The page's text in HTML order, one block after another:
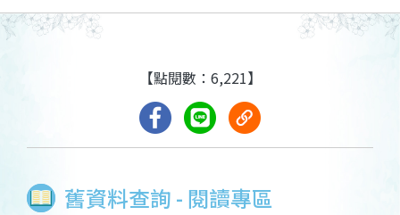
舊資料查詢 - 閱讀專區
【點閱數：6,221】